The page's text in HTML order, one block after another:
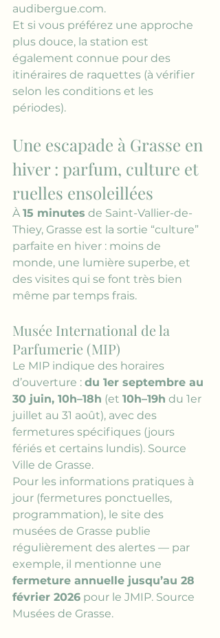
audibergue.com.
Et si vous préférez une approche
plus douce, la station est
également connue pour des
itinéraires de raquettes (à vérifier
selon les conditions et les
périodes).
Une escapade à Grasse en
hiver : parfum, culture et
ruelles ensoleillées
À 15 minutes de Saint-Vallier-de-
Thiey, Grasse est la sortie “culture”
parfaite en hiver : moins de
monde, une lumière superbe, et
des visites qui se font très bien
même par temps frais.
Musée International de la
Parfumerie (MIP)
Le MIP indique des horaires
d’ouverture : du 1er septembre au
30 juin, 10h–18h (et 10h–19h du 1er
juillet au 31 août), avec des
fermetures spécifiques (jours
fériés et certains lundis). Source
Ville de Grasse.
Pour les informations pratiques à
jour (fermetures ponctuelles,
programmation), le site des
musées de Grasse publie
régulièrement des alertes — par
exemple, il mentionne une
fermeture annuelle jusqu’au 28
février 2026 pour le JMIP. Source
Musées de Grasse.